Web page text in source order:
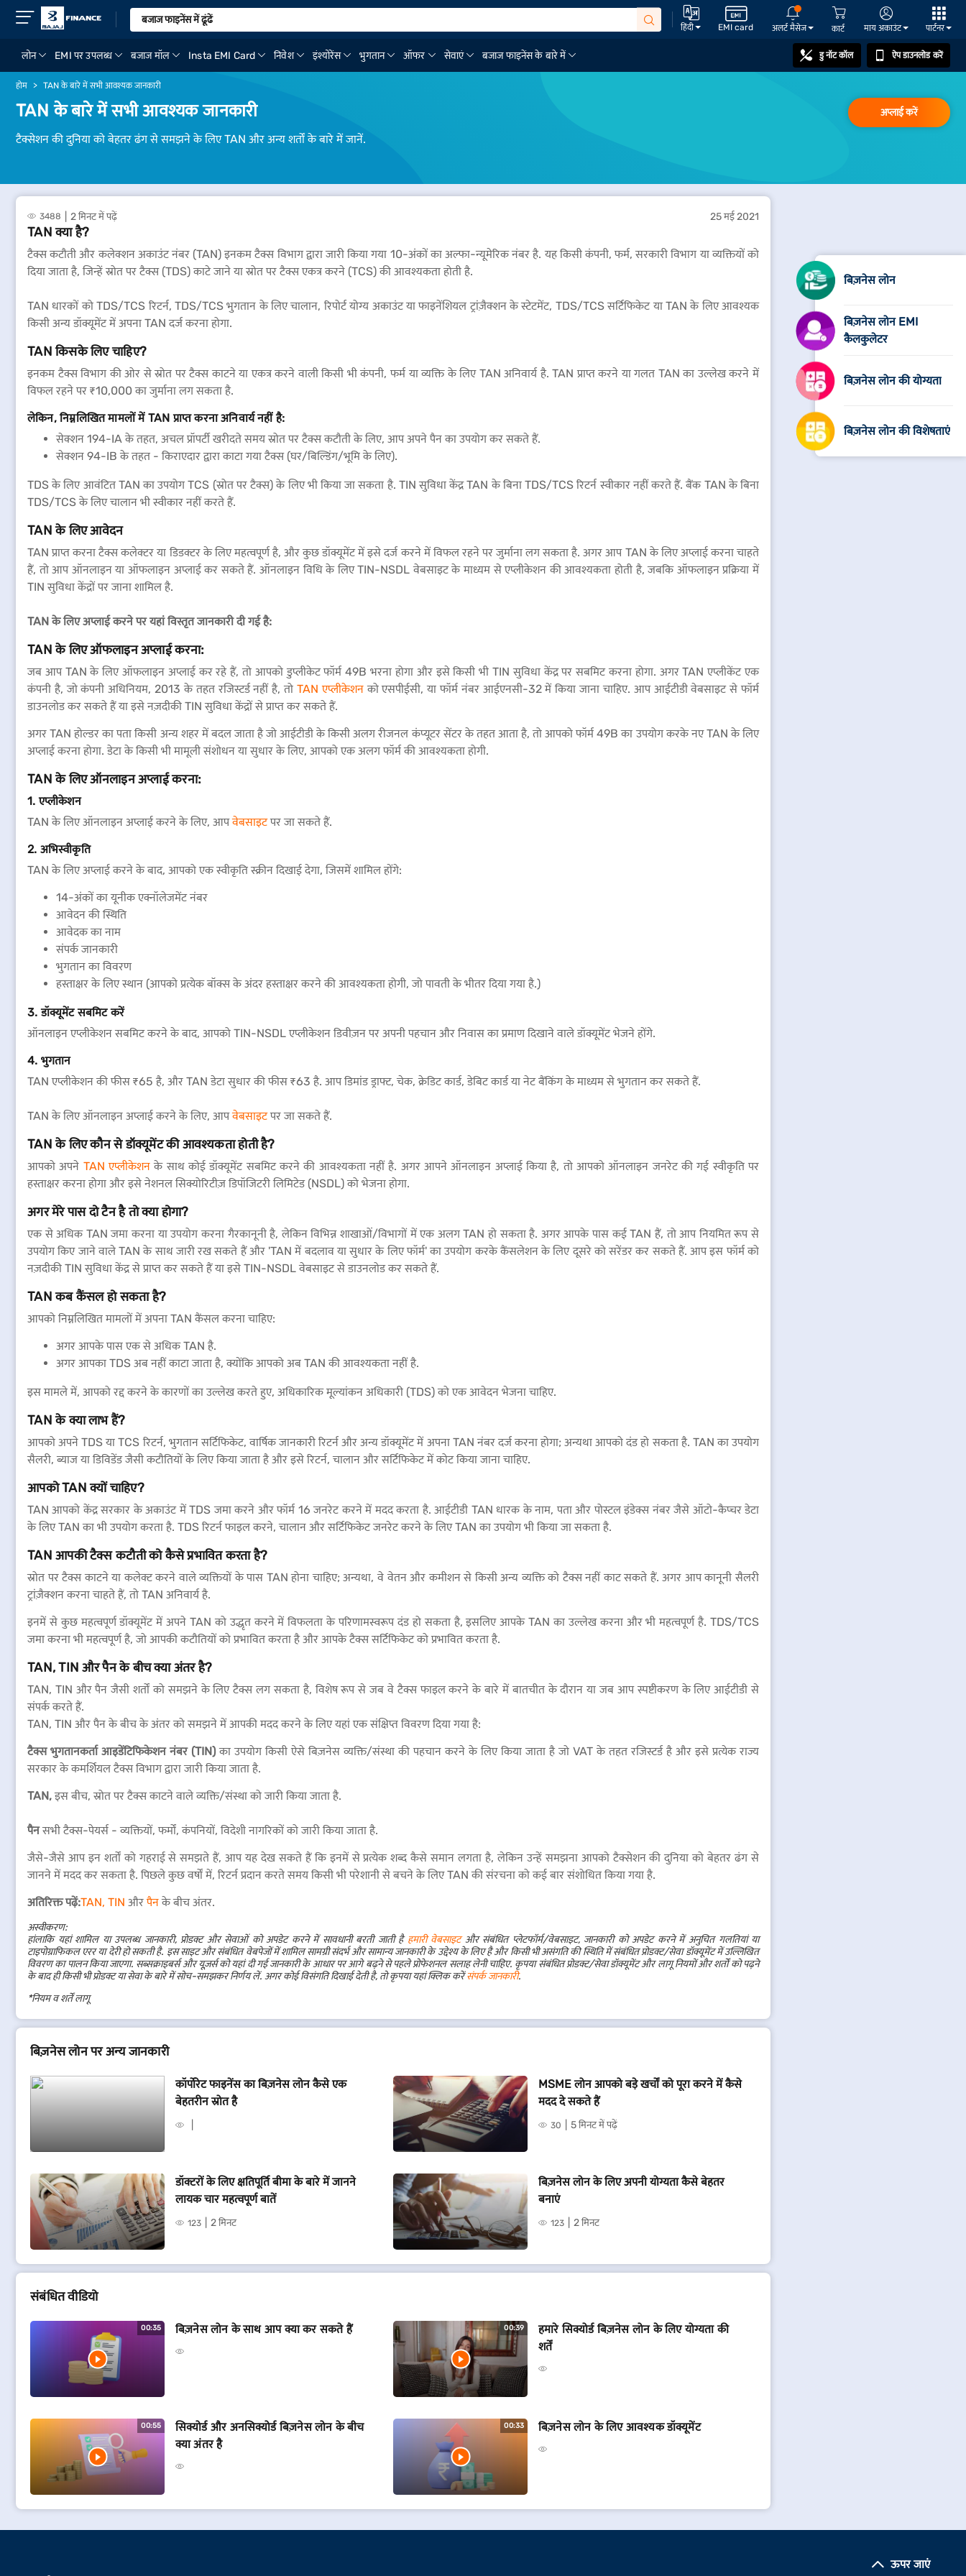
हिंदी EMI card अलर्ट मैसेज कार्ट माय अकाउंट पार्टनर
लोन EMI पर उपलब्ध बजाज मॉल Insta EMI Card निवेश इंश्योरेंस भुगतान ऑफर सेवाएं बजाज फाइनेंस के बारे में डु नॉट कॉल ऐप डाउनलोड करें
होम TAN के बारे में सभी आवश्यक जानकारी
TAN के बारे में सभी आवश्यक जानकारी
टैक्सेशन की दुनिया को बेहतर ढंग से समझने के लिए TAN और अन्य शर्तों के बारे में जानें.
अप्लाई करें
3488 2 मिनट में पढ़ें 25 मई 2021
TAN क्या है?
टैक्स कटौती और कलेक्शन अकाउंट नंबर (TAN) इनकम टैक्स विभाग द्वारा जारी किया गया 10-अंकों का अल्फा-न्यूमेरिक नंबर है. यह किसी कंपनी, फर्म, सरकारी विभाग या व्यक्तियों को
दिया जाता है, जिन्हें स्रोत पर टैक्स (TDS) काटे जाने या स्रोत पर टैक्स एकत्र करने (TCS) की आवश्यकता होती है.
TAN धारकों को TDS/TCS रिटर्न, TDS/TCS भुगतान के लिए चालान, रिपोर्ट योग्य अकाउंट या फाइनेंशियल ट्रांज़ैक्शन के स्टेटमेंट, TDS/TCS सर्टिफिकेट या TAN के लिए आवश्यक
किसी अन्य डॉक्यूमेंट में अपना TAN दर्ज करना होगा.
TAN किसके लिए चाहिए?
इनकम टैक्स विभाग की ओर से स्रोत पर टैक्स काटने या एकत्र करने वाली किसी भी कंपनी, फर्म या व्यक्ति के लिए TAN अनिवार्य है. TAN प्राप्त करने या गलत TAN का उल्लेख करने में
विफल रहने पर ₹10,000 का जुर्माना लग सकता है.
लेकिन, निम्नलिखित मामलों में TAN प्राप्त करना अनिवार्य नहीं है:
सेक्शन 194-IA के तहत, अचल प्रॉपर्टी खरीदते समय स्रोत पर टैक्स कटौती के लिए, आप अपने पैन का उपयोग कर सकते हैं.
सेक्शन 94-IB के तहत - किराएदार द्वारा काटा गया टैक्स (घर/बिल्डिंग/भूमि के लिए).
TDS के लिए आवंटित TAN का उपयोग TCS (स्रोत पर टैक्स) के लिए भी किया जा सकता है. TIN सुविधा केंद्र TAN के बिना TDS/TCS रिटर्न स्वीकार नहीं करते हैं. बैंक TAN के बिना
TDS/TCS के लिए चालान भी स्वीकार नहीं करते हैं.
TAN के लिए आवेदन
TAN प्राप्त करना टैक्स कलेक्टर या डिडक्टर के लिए महत्वपूर्ण है, और कुछ डॉक्यूमेंट में इसे दर्ज करने में विफल रहने पर जुर्माना लग सकता है. अगर आप TAN के लिए अप्लाई करना चाहते
हैं, तो आप ऑनलाइन या ऑफलाइन अप्लाई कर सकते हैं. ऑनलाइन विधि के लिए TIN-NSDL वेबसाइट के माध्यम से एप्लीकेशन की आवश्यकता होती है, जबकि ऑफलाइन प्रक्रिया में
TIN सुविधा केंद्रों पर जाना शामिल है.
TAN के लिए अप्लाई करने पर यहां विस्तृत जानकारी दी गई है:
TAN के लिए ऑफलाइन अप्लाई करना:
जब आप TAN के लिए ऑफलाइन अप्लाई कर रहे हैं, तो आपको डुप्लीकेट फॉर्म 49B भरना होगा और इसे किसी भी TIN सुविधा केंद्र पर सबमिट करना होगा. अगर TAN एप्लीकेंट एक
कंपनी है, जो कंपनी अधिनियम, 2013 के तहत रजिस्टर्ड नहीं है, तो TAN एप्लीकेशनको एसपीईसी, या फॉर्म नंबर आईएनसी-32 में किया जाना चाहिए. आप आईटीडी वेबसाइट से फॉर्म
डाउनलोड कर सकते हैं या इसे नज़दीकी TIN सुविधा केंद्रों से प्राप्त कर सकते हैं.
अगर TAN होल्डर का पता किसी अन्य शहर में बदल जाता है जो आईटीडी के किसी अलग रीजनल कंप्यूटर सेंटर के तहत आता है, तो आपको फॉर्म 49B का उपयोग करके नए TAN के लिए
अप्लाई करना होगा. डेटा के किसी भी मामूली संशोधन या सुधार के लिए, आपको एक अलग फॉर्म की आवश्यकता होगी.
TAN के लिए ऑनलाइन अप्लाई करना:
1. एप्लीकेशन
TAN के लिए ऑनलाइन अप्लाई करने के लिए, आपवेबसाइटपर जा सकते हैं.
2. अभिस्वीकृति
TAN के लिए अप्लाई करने के बाद, आपको एक स्वीकृति स्क्रीन दिखाई देगा, जिसमें शामिल होंगे:
14-अंकों का यूनीक एक्नॉलेजमेंट नंबर
आवेदन की स्थिति
आवेदक का नाम
संपर्क जानकारी
भुगतान का विवरण
हस्ताक्षर के लिए स्थान (आपको प्रत्येक बॉक्स के अंदर हस्ताक्षर करने की आवश्यकता होगी, जो पावती के भीतर दिया गया है.)
3. डॉक्यूमेंट सबमिट करें
ऑनलाइन एप्लीकेशन सबमिट करने के बाद, आपको TIN-NSDL एप्लीकेशन डिवीज़न पर अपनी पहचान और निवास का प्रमाण दिखाने वाले डॉक्यूमेंट भेजने होंगे.
4. भुगतान
TAN एप्लीकेशन की फीस ₹65 है, और TAN डेटा सुधार की फीस ₹63 है. आप डिमांड ड्राफ्ट, चेक, क्रेडिट कार्ड, डेबिट कार्ड या नेट बैंकिंग के माध्यम से भुगतान कर सकते हैं.
TAN के लिए ऑनलाइन अप्लाई करने के लिए, आपवेबसाइटपर जा सकते हैं.
TAN के लिए कौन से डॉक्यूमेंट की आवश्यकता होती है?
आपको अपने TAN एप्लीकेशन के साथ कोई डॉक्यूमेंट सबमिट करने की आवश्यकता नहीं है. अगर आपने ऑनलाइन अप्लाई किया है, तो आपको ऑनलाइन जनरेट की गई स्वीकृति पर
हस्ताक्षर करना होगा और इसे नेशनल सिक्योरिटीज़ डिपॉजिटरी लिमिटेड (NSDL) को भेजना होगा.
अगर मेरे पास दो टैन है तो क्या होगा?
एक से अधिक TAN जमा करना या उपयोग करना गैरकानूनी है, लेकिन विभिन्न शाखाओं/विभागों में एक अलग TAN हो सकता है. अगर आपके पास कई TAN हैं, तो आप नियमित रूप से
उपयोग किए जाने वाले TAN के साथ जारी रख सकते हैं और 'TAN में बदलाव या सुधार के लिए फॉर्म' का उपयोग करके कैंसलेशन के लिए दूसरे को सरेंडर कर सकते हैं. आप इस फॉर्म को
नज़दीकी TIN सुविधा केंद्र से प्राप्त कर सकते हैं या इसे TIN-NSDL वेबसाइट से डाउनलोड कर सकते हैं.
TAN कब कैंसल हो सकता है?
आपको निम्नलिखित मामलों में अपना TAN कैंसल करना चाहिए:
अगर आपके पास एक से अधिक TAN है.
अगर आपका TDS अब नहीं काटा जाता है, क्योंकि आपको अब TAN की आवश्यकता नहीं है.
इस मामले में, आपको रद्द करने के कारणों का उल्लेख करते हुए, अधिकारिक मूल्यांकन अधिकारी (TDS) को एक आवेदन भेजना चाहिए.
TAN के क्या लाभ हैं?
आपको अपने TDS या TCS रिटर्न, भुगतान सर्टिफिकेट, वार्षिक जानकारी रिटर्न और अन्य डॉक्यूमेंट में अपना TAN नंबर दर्ज करना होगा; अन्यथा आपको दंड हो सकता है. TAN का उपयोग
सैलरी, ब्याज या डिविडेंड जैसी कटौतियों के लिए किया जाता है और इसे रिटर्न, चालान और सर्टिफिकेट में कोट किया जाना चाहिए.
आपको TAN क्यों चाहिए?
TAN आपको केंद्र सरकार के अकाउंट में TDS जमा करने और फॉर्म 16 जनरेट करने में मदद करता है. आईटीडी TAN धारक के नाम, पता और पोस्टल इंडेक्स नंबर जैसे ऑटो-कैप्चर डेटा
के लिए TAN का भी उपयोग करता है. TDS रिटर्न फाइल करने, चालान और सर्टिफिकेट जनरेट करने के लिए TAN का उपयोग भी किया जा सकता है.
TAN आपकी टैक्स कटौती को कैसे प्रभावित करता है?
स्रोत पर टैक्स काटने या कलेक्ट करने वाले व्यक्तियों के पास TAN होना चाहिए; अन्यथा, वे वेतन और कमीशन से किसी अन्य व्यक्ति को टैक्स नहीं काट सकते हैं. अगर आप कानूनी सैलरी
ट्रांज़ैक्शन करना चाहते हैं, तो TAN अनिवार्य है.
इनमें से कुछ महत्वपूर्ण डॉक्यूमेंट में अपने TAN को उद्धृत करने में विफलता के परिणामस्वरूप दंड हो सकता है, इसलिए आपके TAN का उल्लेख करना और भी महत्वपूर्ण है. TDS/TCS
जमा करना भी महत्वपूर्ण है, जो आपकी कटौतियों को प्रभावित करता है और आपके टैक्स सर्टिफिकेट को प्रभावित करता है.
TAN, TIN और पैन के बीच क्या अंतर है?
TAN, TIN और पैन जैसी शर्तों को समझने के लिए टैक्स लग सकता है, विशेष रूप से जब वे टैक्स फाइल करने के बारे में बातचीत के दौरान या जब आप स्पष्टीकरण के लिए आईटीडी से
संपर्क करते हैं.
TAN, TIN और पैन के बीच के अंतर को समझने में आपकी मदद करने के लिए यहां एक संक्षिप्त विवरण दिया गया है:
टैक्स भुगतानकर्ता आइडेंटिफिकेशन नंबर (TIN) का उपयोग किसी ऐसे बिज़नेस व्यक्ति/संस्था की पहचान करने के लिए किया जाता है जो VAT के तहत रजिस्टर्ड है और इसे प्रत्येक राज्य
सरकार के कमर्शियल टैक्स विभाग द्वारा जारी किया जाता है.
TAN,इस बीच, स्रोत पर टैक्स काटने वाले व्यक्ति/संस्था को जारी किया जाता है.
पैनसभी टैक्स-पेयर्स - व्यक्तियों, फर्मों, कंपनियों, विदेशी नागरिकों को जारी किया जाता है.
जैसे-जैसे आप इन शर्तों को गहराई से समझते हैं, आप यह देख सकते हैं कि इनमें से प्रत्येक शब्द कैसे समान लगता है, लेकिन उन्हें समझना आपको टैक्सेशन की दुनिया को बेहतर ढंग से
जानने में मदद कर सकता है. पिछले कुछ वर्षों में, रिटर्न प्रदान करते समय किसी भी परेशानी से बचने के लिए TAN की संरचना को कई बार संशोधित किया गया है.
अतिरिक्त पढ़ें:TAN, TIN औरपैनके बीच अंतर.
अस्वीकरण:
हांलाकि यहां शामिल या उपलब्ध जानकारी, प्रोडक्ट और सेवाओं को अपडेट करने में सावधानी बरती जाती है हमारी वेबसाइटऔर संबंधित प्लेटफॉर्म/वेबसाइट, जानकारी को अपडेट करने में अनुचित गलतियां या
टाइपोग्राफिकल एरर या देरी हो सकती है. इस साइट और संबंधित वेबपेजों में शामिल सामग्री संदर्भ और सामान्य जानकारी के उद्देश्य के लिए है और किसी भी असंगति की स्थिति में संबंधित प्रोडक्ट/सेवा डॉक्यूमेंट में उल्लिखित
विवरण का पालन किया जाएगा. सब्सक्राइबर्स और यूज़र्स को यहां दी गई जानकारी के आधार पर आगे बढ़ने से पहले प्रोफेशनल सलाह लेनी चाहिए. कृपया संबंधित प्रोडक्ट/सेवा डॉक्यूमेंट और लागू नियमों और शर्तों को पढ़ने
के बाद ही किसी भी प्रोडक्ट या सेवा के बारे में सोच-समझकर निर्णय लें. अगर कोई विसंगति दिखाई देती है, तो कृपया यहां क्लिक करें संपर्क जानकारी.
*नियम व शर्तें लागू
बिज़नेस लोन पर अन्य जानकारी
कॉर्पोरेट फाइनेंस का बिज़नेस लोन कैसे एक
बेहतरीन स्रोत है
MSME लोन आपको बड़े खर्चों को पूरा करने में कैसे
मदद दे सकते हैं
30 5 मिनट में पढ़ें
डॉक्टरों के लिए क्षतिपूर्ति बीमा के बारे में जानने
लायक चार महत्वपूर्ण बातें
123 2 मिनट
बिज़नेस लोन के लिए अपनी योग्यता कैसे बेहतर
बनाएं
123 2 मिनट
संबं​धित वीडियो
00:35 बिज़नेस लोन के साथ आप क्या कर सकते हैं 00:39
हमारे सिक्योर्ड बिज़नेस लोन के लिए योग्यता की
शर्तें
00:55
सिक्योर्ड और अनसिक्योर्ड बिज़नेस लोन के बीच
क्या अंतर है
00:33 बिज़नेस लोन के लिए आवश्यक डॉक्यूमेंट
बिज़नेस लोन
बिज़नेस लोन EMI
कैलकुलेटर
बिज़नेस लोन की योग्यता
बिज़नेस लोन की विशेषताएं
ऊपर जाएं